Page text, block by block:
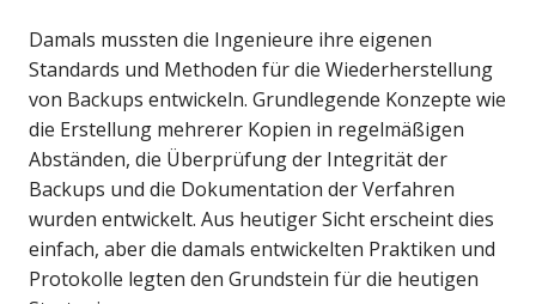
Damals mussten die Ingenieure ihre eigenen
Standards und Methoden für die Wiederherstellung
von Backups entwickeln. Grundlegende Konzepte wie
die Erstellung mehrerer Kopien in regelmäßigen
Abständen, die Überprüfung der Integrität der
Backups und die Dokumentation der Verfahren
wurden entwickelt. Aus heutiger Sicht erscheint dies
einfach, aber die damals entwickelten Praktiken und
Protokolle legten den Grundstein für die heutigen